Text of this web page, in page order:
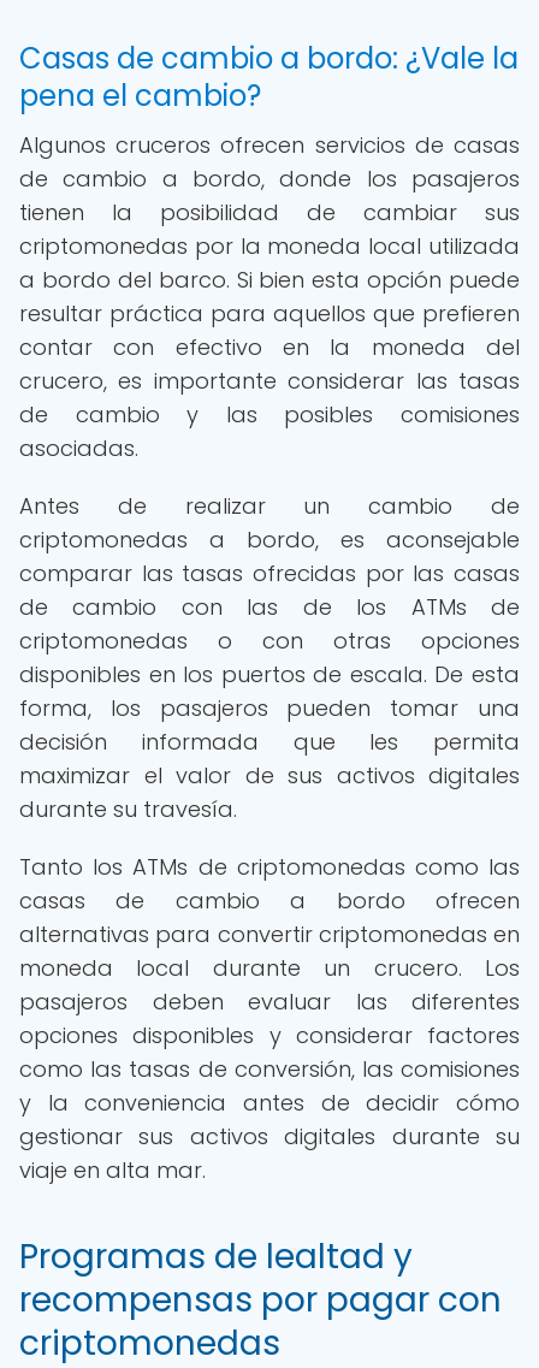
Casas de cambio a bordo: ¿Vale la
pena el cambio?
Algunos cruceros ofrecen servicios de casas
de cambio a bordo, donde los pasajeros
tienen la posibilidad de cambiar sus
criptomonedas por la moneda local utilizada
a bordo del barco. Si bien esta opción puede
resultar práctica para aquellos que prefieren
contar con efectivo en la moneda del
crucero, es importante considerar las tasas
de cambio y las posibles comisiones
asociadas.
Antes de realizar un cambio de
criptomonedas a bordo, es aconsejable
comparar las tasas ofrecidas por las casas
de cambio con las de los ATMs de
criptomonedas o con otras opciones
disponibles en los puertos de escala. De esta
forma, los pasajeros pueden tomar una
decisión informada que les permita
maximizar el valor de sus activos digitales
durante su travesía.
Tanto los ATMs de criptomonedas como las
casas de cambio a bordo ofrecen
alternativas para convertir criptomonedas en
moneda local durante un crucero. Los
pasajeros deben evaluar las diferentes
opciones disponibles y considerar factores
como las tasas de conversión, las comisiones
y la conveniencia antes de decidir cómo
gestionar sus activos digitales durante su
viaje en alta mar.
Programas de lealtad y
recompensas por pagar con
criptomonedas